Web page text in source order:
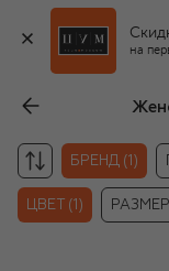
на
БРЕНД (1)
ЦВЕТ (1) РАЗМЕР